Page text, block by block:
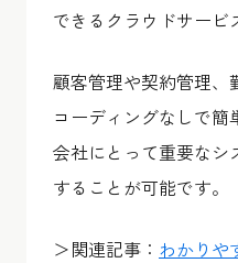
できるクラウドサービ
顧客管理や契約管理、
コーディングなしで簡
会社にとって重要なシ
することが可能です。
＞関連記事： わかりや